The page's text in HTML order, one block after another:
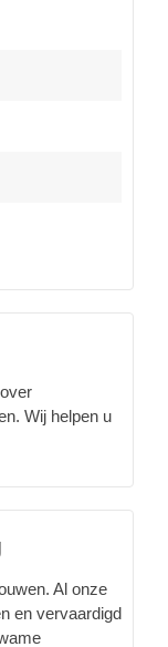
Wij helpen u
Al onze
en vervaardigd